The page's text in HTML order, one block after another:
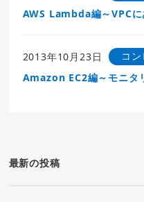
AWS Lambda編～VPCに
2013年10月23日
コ
Amazon EC2編～モニタ
最新の投稿